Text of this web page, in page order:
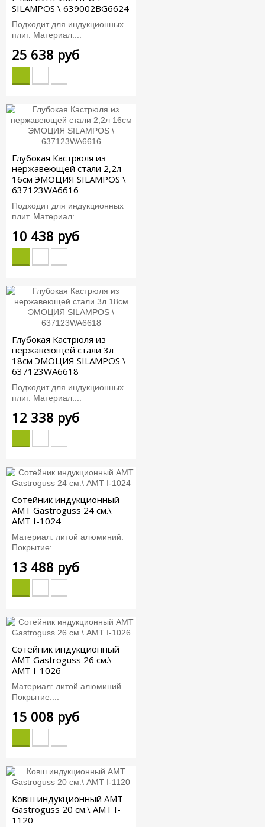
SILAMPOS \ 639002BG6624
Подходит для индукционных
плит. Материал:...
25 638 руб
Глубокая Кастрюля из
нержавеющей стали 2,2л
16см ЭМОЦИЯ SILAMPOS \
637123WA6616
Подходит для индукционных
плит. Материал:...
10 438 руб
Глубокая Кастрюля из
нержавеющей стали 3л
18см ЭМОЦИЯ SILAMPOS \
637123WA6618
Подходит для индукционных
плит. Материал:...
12 338 руб
Сотейник индукционный
AMT Gastroguss 24 см.\
AMT I-1024
Материал: литой алюминий.
Покрытие:...
13 488 руб
Сотейник индукционный
AMT Gastroguss 26 см.\
AMT I-1026
Материал: литой алюминий.
Покрытие:...
15 008 руб
Ковш индукционный AMT
Gastroguss 20 см.\ AMT I-
1120